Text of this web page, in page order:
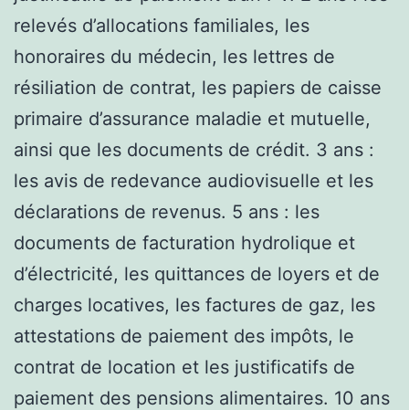
relevés d’allocations familiales, les
honoraires du médecin, les lettres de
résiliation de contrat, les papiers de caisse
primaire d’assurance maladie et mutuelle,
ainsi que les documents de crédit. 3 ans :
les avis de redevance audiovisuelle et les
déclarations de revenus. 5 ans : les
documents de facturation hydrolique et
d’électricité, les quittances de loyers et de
charges locatives, les factures de gaz, les
attestations de paiement des impôts, le
contrat de location et les justificatifs de
paiement des pensions alimentaires. 10 ans